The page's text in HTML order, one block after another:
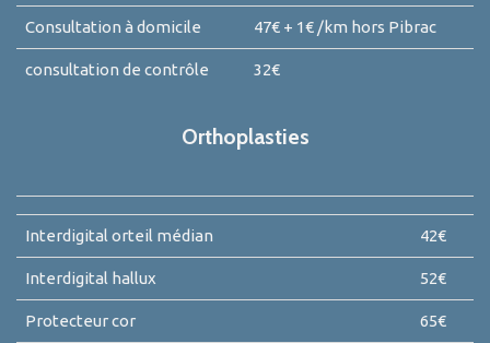
Consultation à domicile 47€ + 1€ /km hors Pibrac
consultation de contrôle 32€
Orthoplasties
Interdigital orteil médian 42€
Interdigital hallux 52€
Protecteur cor 65€